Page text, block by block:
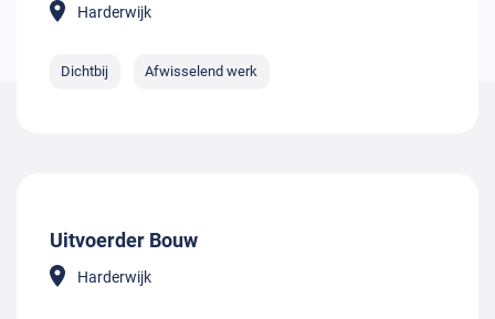
Harderwijk
Dichtbij Afwisselend werk
Uitvoerder Bouw
Harderwijk